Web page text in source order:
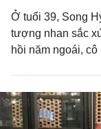
Ở tuổi 39, Song
tượng nhan sắc
hồi năm ngoái,